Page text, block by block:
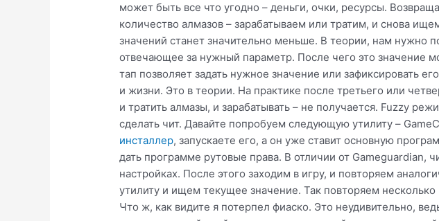
может быть все что угодно – деньги, очки, ресурсы.
количество алмазов – зарабатываем или тратим, и снова
значений станет значительно меньше. В теории, нам нужно
отвечающее за нужный параметр. После чего это значение
тап позволяет задать нужное значение или зафиксировать
и жизни. Это в теории. На практике после третьего или
и тратить алмазы, и зарабатывать – не получается. Fuzzy
сделать чит. Давайте попробуем следующую утилиту –
инсталлер, запускаете его, а он уже ставит основную
дать программе рутовые права. В отличии от Gameguardian,
настройках. После этого заходим в игру, и повторяем
утилиту и ищем текущее значение. Так повторяем несколько
Что ж, как видите я потерпел фиаско. Это неудивительно,